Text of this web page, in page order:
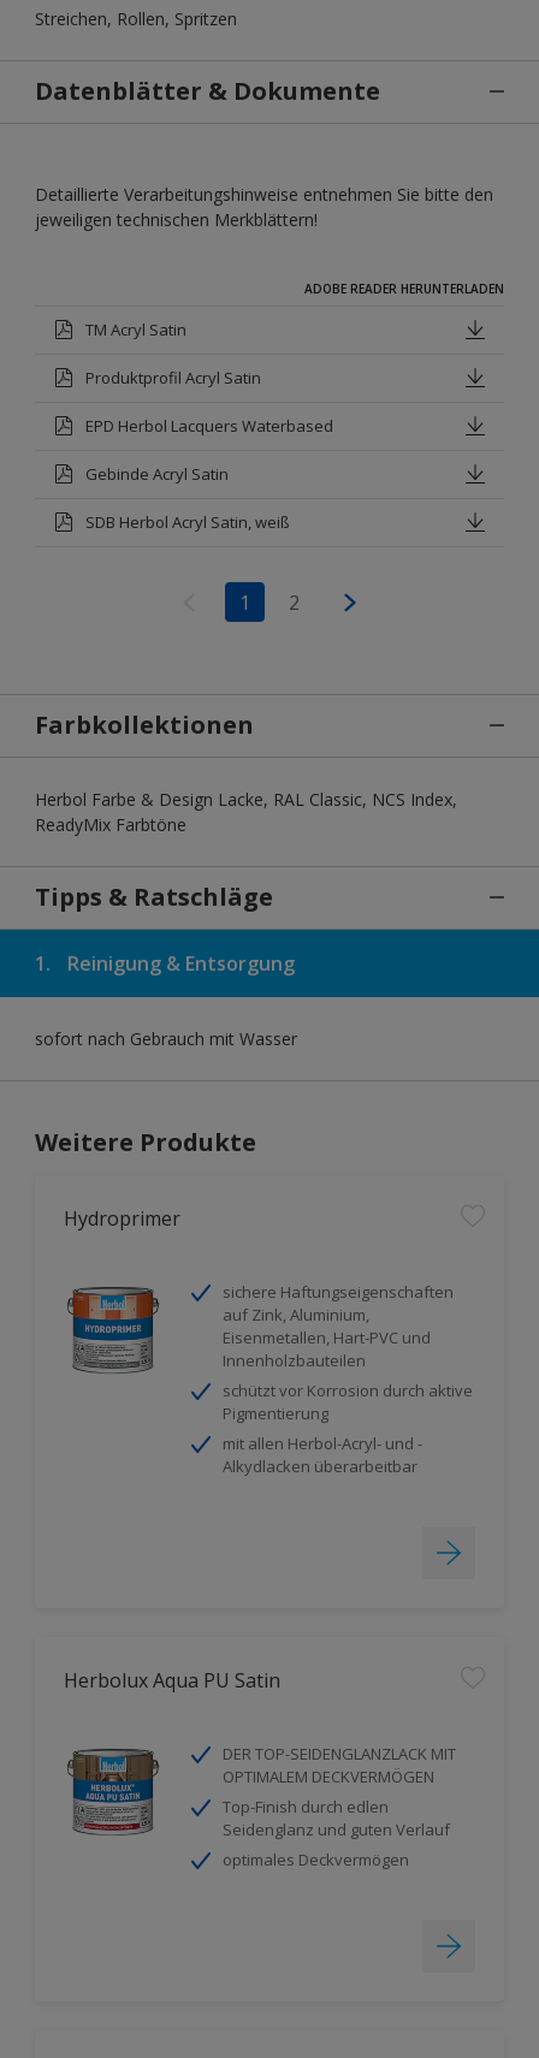
Streichen, Rollen, Spritzen
Datenblätter & Dokumente
Detaillierte Verarbeitungshinweise entnehmen Sie bitte den
jeweiligen technischen Merkblättern!
ADOBE READER HERUNTERLADEN
TM Acryl Satin
Produktprofil Acryl Satin
EPD Herbol Lacquers Waterbased
Gebinde Acryl Satin
SDB Herbol Acryl Satin, weiß
1 2
Farbkollektionen
Herbol Farbe & Design Lacke, RAL Classic, NCS Index,
ReadyMix Farbtöne
Tipps & Ratschläge
1. Reinigung & Entsorgung
sofort nach Gebrauch mit Wasser
Weitere Produkte
Hydroprimer
sichere Haftungseigenschaften
auf Zink, Aluminium,
Eisenmetallen, Hart-PVC und
Innenholzbauteilen
schützt vor Korrosion durch aktive
Pigmentierung
mit allen Herbol-Acryl- und -
Alkydlacken überarbeitbar
Herbolux Aqua PU Satin
DER TOP-SEIDENGLANZLACK MIT
OPTIMALEM DECKVERMÖGEN
Top-Finish durch edlen
Seidenglanz und guten Verlauf
optimales Deckvermögen